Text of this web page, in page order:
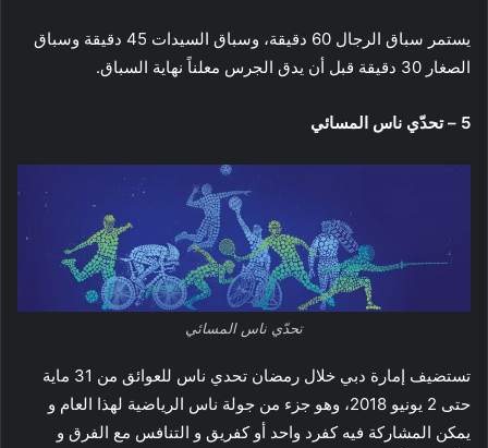
يستمر سباق الرجال 60 دقيقة، وسباق السيدات 45 دقيقة وسباق
الصغار 30 دقيقة قبل أن يدق الجرس معلناً نهاية السباق.
5 – تحدّي ناس المسائي
تحدّي ناس المسائي
تستضيف إمارة دبي خلال رمضان تحدي ناس للعوائق من 31 ماية
حتى 2 يونيو 2018، وهو جزء من جولة ناس الرياضية لهذا العام و
يمكن المشاركة فيه كفرد واحد أو كفريق و التنافس مع الفرق و